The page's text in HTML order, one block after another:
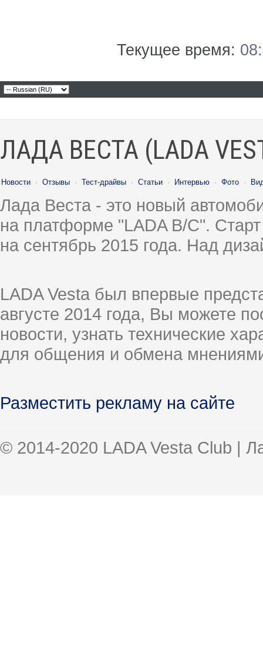
Текущее время:
ЛАДА ВЕСТА (LADA
Новости · Отзывы · Тест-драйвы · Статьи · Интервью · Фото ·
Лада Веста - это новый
на платформе "LADA B/C".
на сентябрь 2015 года. Над
LADA Vesta был впервые
августе 2014 года, Вы можете
новости, узнать технические
для общения и обмена
Разместить рекламу на сайте
© 2014-2020 LADA Vesta Club |